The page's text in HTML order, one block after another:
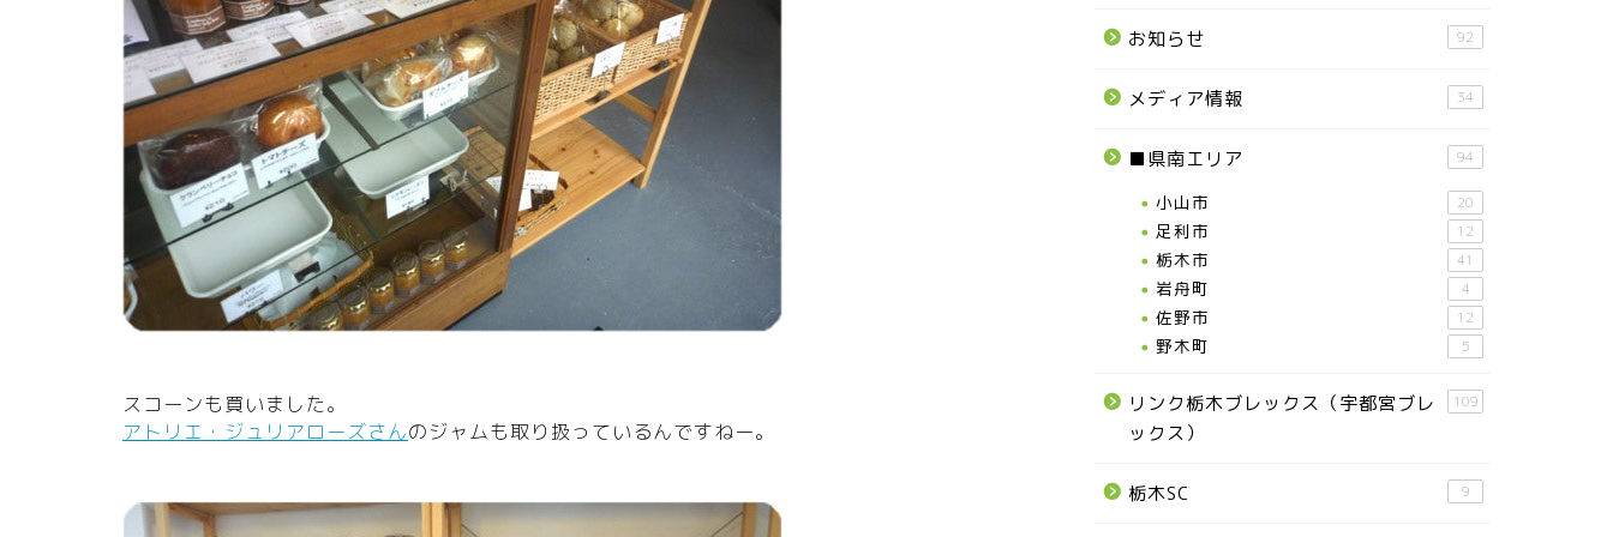
スコーンも買いました。
アトリエ・ジュリアローズさんのジャムも取り扱っているんですねー。
お知らせ 92
メディア情報 34
■県南エリア 94
小山市 20
足利市 12
栃木市 41
岩舟町 4
佐野市 12
野木町 5
リンク栃木ブレックス（宇都宮ブレ
ックス）
109
栃木SC 9